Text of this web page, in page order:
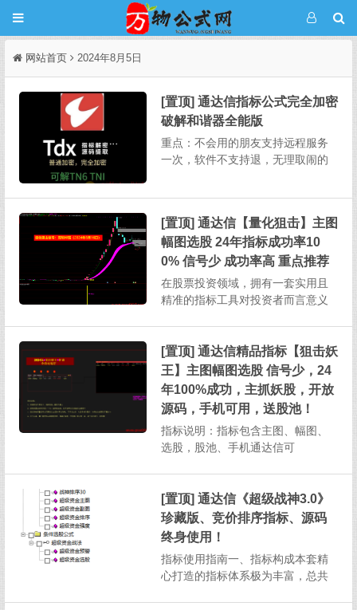
网站首页 2024年8月5日
[置顶] 通达信指标公式完全加密
破解和谐器全能版
重点：不会用的朋友支持远程服务
一次，软件不支持退，无理取闹的
解软件也需要连网状态下授权使
用。本次发布的软件不用任何授
权，下载解压即用，不绑定电...
[置顶] 通达信【量化狙击】主图
幅图选股 24年指标成功率10
0% 信号少 成功率高 重点推荐
在股票投资领域，拥有一套实用且
精准的指标工具对投资者而言意义
幅图、选股以及股池等多个部分，
并且支持在手机通达信软件上操
作，为投资者提供了高效且便捷的
投资分析方式。一、指标构成与基
本...
[置顶] 通达信精品指标【狙击妖
王】主图幅图选股 信号少，24
年100%成功，主抓妖股，开放
源码，手机可用，送股池！
指标说明：指标包含主图、幅图、
选股，股池、手机通达信可
下载！2、预警设置：每天下午13：
30以后即可3、股价跌破预警信号...
[置顶] 通达信《超级战神3.0》
珍藏版、竞价排序指标、源码
终身使用！
指标使用指南一、指标构成本套精
心打造的指标体系极为丰富，总共